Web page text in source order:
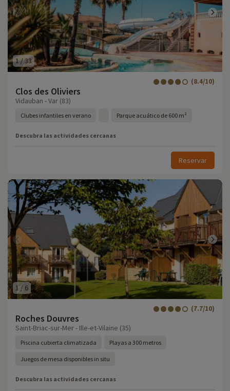
1/33
Clos des Oliviers
(8.4/10)
Vidauban - Var (83)
Clubes infantiles en verano Parque acuático de 600 m²
Descubra las actividades cercanas
Reservar
1/ 6
Roches Douvres
(7.7/10)
Saint-Briac-sur-Mer - Ille-et-Vilaine (35)
Piscina cubierta climatizada Playas a 300 metros
Juegos de mesa disponibles in situ
Descubra las actividades cercanas